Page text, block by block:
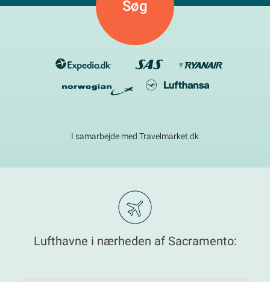
5
I samarbejde med Travelmarket.dk
Lufthavne i nærheden af Sacramento: